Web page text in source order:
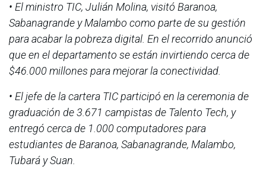
• El ministro TIC, Julián Molina, visitó Baranoa,
Sabanagrande y Malambo como parte de su gestión
para acabar la pobreza digital. En el recorrido anunció
que en el departamento se están invirtiendo cerca de
$46.000 millones para mejorar la conectividad.
• El jefe de la cartera TIC participó en la ceremonia de
graduación de 3.671 campistas de Talento Tech, y
entregó cerca de 1.000 computadores para
estudiantes de Baranoa, Sabanagrande, Malambo,
Tubará y Suan.